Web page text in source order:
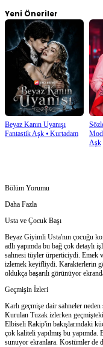
Yeni Öneriler
Beyaz Kanın Uyanışı
Fantastik Aşk ⦁ Kurtadam
Aşk
Bölüm Yorumu
Daha Fazla
Usta ve Çocuk Başı
Beyaz Giyimli Usta'nın çocuğu
adlı yapımda bu bağ çok
sahnesi tüyler ürperticiydi. Emek
izlemek keyifliydi. Karakterlerin
oldukça başarılı görünüyor
Geçmişin İzleri
Karlı geçmişe dair sahneler
Kurulan Tuzak izlerken
Elbiseli Rakip'in bakışlarındaki
çok kaliteli yapılmış bu
sunuyor ekranlara. Kostümler de